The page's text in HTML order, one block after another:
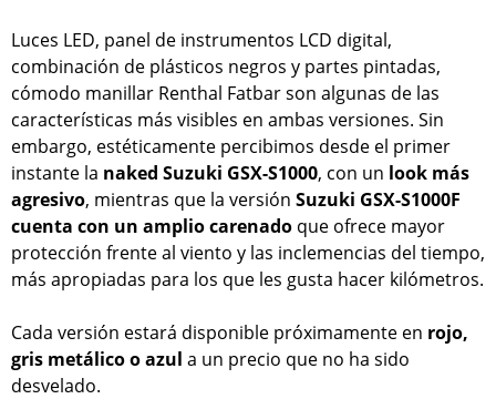
Luces LED, panel de instrumentos LCD digital,
combinación de plásticos negros y partes pintadas,
cómodo manillar Renthal Fatbar son algunas de las
características más visibles en ambas versiones. Sin
embargo, estéticamente percibimos desde el primer
instante la naked Suzuki GSX-S1000, con un look más
agresivo, mientras que la versión Suzuki GSX-S1000F
cuenta con un amplio carenado que ofrece mayor
protección frente al viento y las inclemencias del tiempo,
más apropiadas para los que les gusta hacer kilómetros.
Cada versión estará disponible próximamente en rojo,
gris metálico o azul a un precio que no ha sido
desvelado.